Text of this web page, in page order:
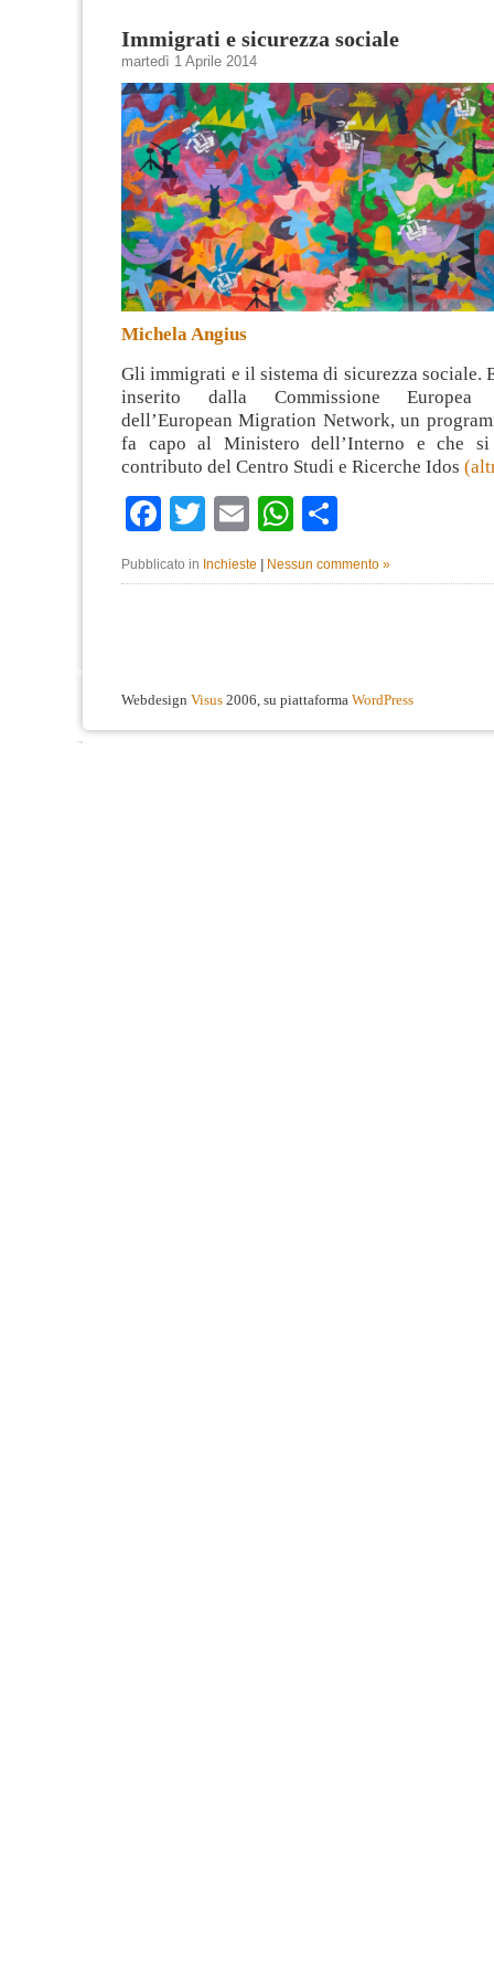
Immigrati e sicurezza sociale
martedì 1 Aprile 2014
Michela Angius
Gli immigrati e il sistema di sicurezza sociale.
inserito dalla Commissione
dell’European Migration Network, un
fa capo al Ministero dell’Interno e che
contributo del Centro Studi e Ricerche Idos
Facebook
TwitterEmailWhatsApp
Pubblicato in Inchieste Nessun commento »
Webdesign Visus 2006, su piattaforma WordPress